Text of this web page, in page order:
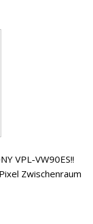
VPL-VW90ES!!
Zwischenraum